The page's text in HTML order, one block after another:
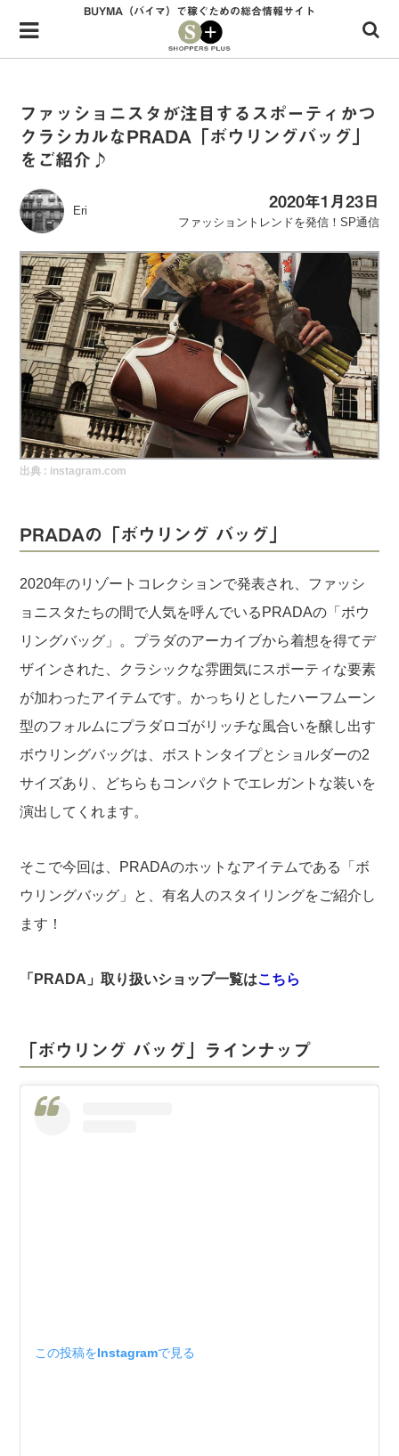
Menu
HOME
34歳独身OLバイマ実践記
ファッショントレンドを発信！SP通信
BUYMAで人気のブランド
BUYMAの売れ筋商品
バイマの疑問に現役パーソナルショッパーが答えてみた
実録！海外ショップで買ってみた！
海外SHOP LIST
BUYMA（バイマ）で稼ぐための総合情報サイト
ファッショニスタが注目するスポーティかつ
クラシカルなPRADA「ボウリングバッグ」
をご紹介♪
Eri
2020年1月23日
ファッショントレンドを発信！SP通信
出典 : instagram.com
PRADAの「ボウリング バッグ」
2020年のリゾートコレクションで発表され、ファッシ
ョニスタたちの間で人気を呼んでいるPRADAの「ボウ
リングバッグ」。プラダのアーカイブから着想を得てデ
ザインされた、クラシックな雰囲気にスポーティな要素
が加わったアイテムです。かっちりとしたハーフムーン
型のフォルムにプラダロゴがリッチな風合いを醸し出す
ボウリングバッグは、ボストンタイプとショルダーの2
サイズあり、どちらもコンパクトでエレガントな装いを
演出してくれます。
そこで今回は、PRADAのホットなアイテムである「ボ
ウリングバッグ」と、有名人のスタイリングをご紹介し
ます！
「PRADA」取り扱いショップ一覧はこちら
「ボウリング バッグ」ラインナップ
この投稿をInstagramで見る